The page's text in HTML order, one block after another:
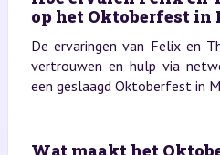
op het Oktoberfest in
De ervaringen van Felix en
vertrouwen en hulp via
een geslaagd Oktoberfest in
Wat maakt het